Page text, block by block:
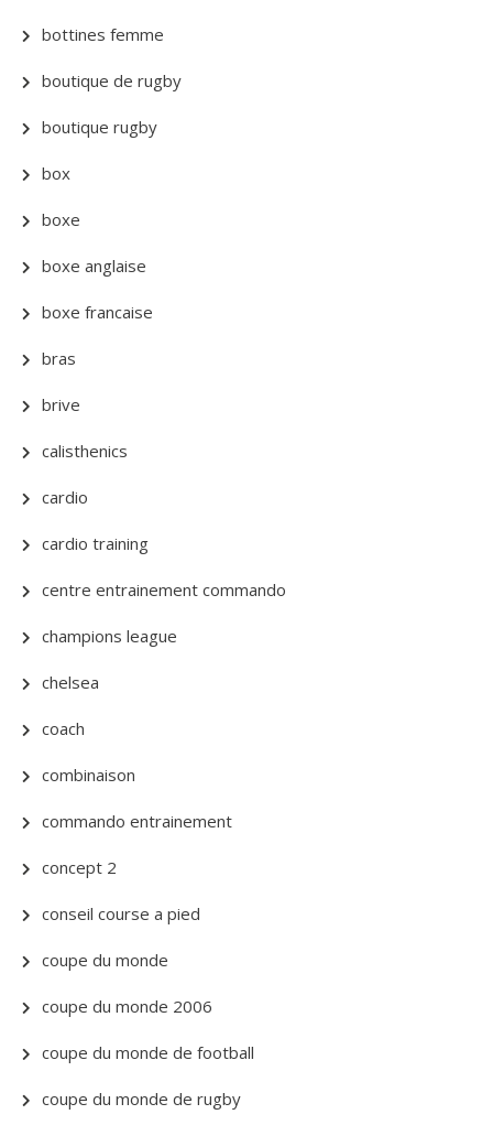
bottines femme
boutique de rugby
boutique rugby
box
boxe
boxe anglaise
boxe francaise
bras
brive
calisthenics
cardio
cardio training
centre entrainement commando
champions league
chelsea
coach
combinaison
commando entrainement
concept 2
conseil course a pied
coupe du monde
coupe du monde 2006
coupe du monde de football
coupe du monde de rugby